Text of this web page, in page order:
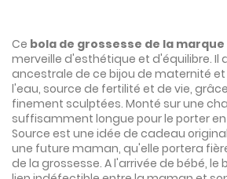
Ce bola de grossesse de la marque
merveille d'esthétique et d'équilibre. Il
ancestrale de ce bijou de maternité
l'eau, source de fertilité et de vie,
finement sculptées. Monté sur une
suffisamment longue pour le porter
Source est une idée de cadeau
une future maman, qu'elle portera
de la grossesse. A l'arrivée de bébé, le